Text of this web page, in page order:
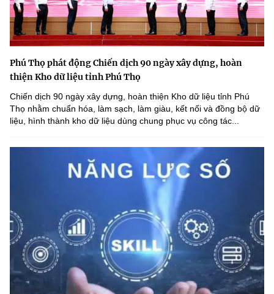
Phú Thọ phát động Chiến dịch 90 ngày xây dựng, hoàn
thiện Kho dữ liệu tỉnh Phú Thọ
Chiến dịch 90 ngày xây dựng, hoàn thiện Kho dữ liệu tỉnh Phú
Thọ nhằm chuẩn hóa, làm sạch, làm giàu, kết nối và đồng bộ dữ
liệu, hình thành kho dữ liệu dùng chung phục vụ công tác...